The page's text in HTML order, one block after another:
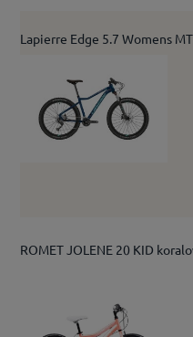
Lapierre Edge 5.7 Womens
ROMET JOLENE 20 KID